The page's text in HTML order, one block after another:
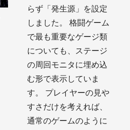
らず「発生源」を設定
しました。 格闘ゲーム
で最も重要なゲージ類
についても、ステージ
の周回モニタに埋め込
む形で表示していま
す。 プレイヤーの見や
すさだけを考えれば、
通常のゲームのように